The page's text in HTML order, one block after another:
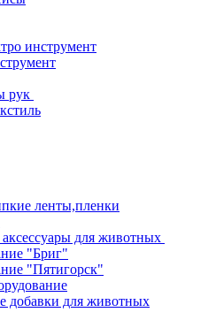
инструмент
рук
ленты,пленки
для животных
"Бриг"
"Пятигорск"
добавки для животных